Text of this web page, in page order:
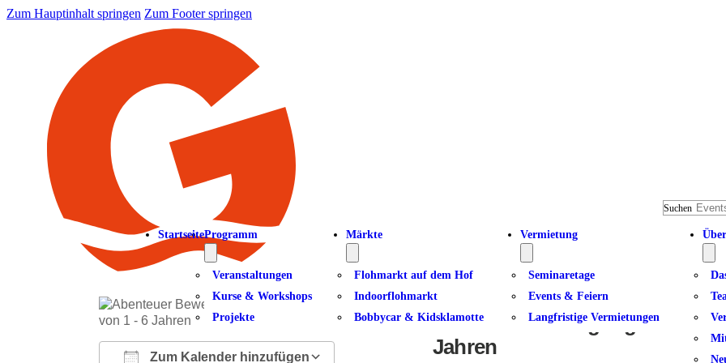
Zum Hauptinhalt springen Zum Footer springen
Suchen
StartseiteProgramm
Veranstaltungen
Kurse & Workshops
Projekte
Märkte
Flohmarkt auf dem Hof
Indoorflohmarkt
Bobbycar & Kidsklamotte
Vermietung
Seminaretage
Events & Feiern
Langfristige Vermietungen
Zum Kalender hinzufügen
Abenteuer Bewegung II – für
Jahren